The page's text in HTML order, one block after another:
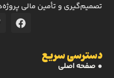
تصمیم‌گیری و تأمین مالی
دسترسی سریع
صفحه اصلی